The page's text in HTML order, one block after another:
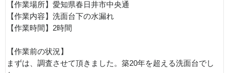
【作業場所】愛知県春日井市中央通
【作業内容】洗面台下の水漏れ
【作業時間】2時間
【作業前の状況】
まずは、調査させて頂きました。築20年を超える洗面台でし